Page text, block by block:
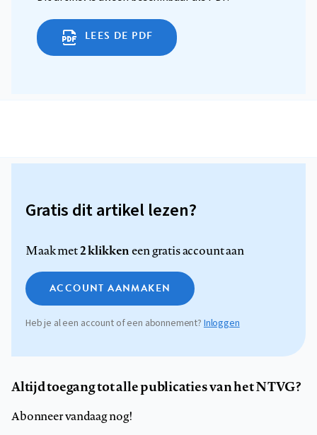
LEES DE PDF
Gratis dit artikel lezen?
Maak met2 klikkeneen gratis account aan
ACCOUNT AANMAKEN
Heb je al een account of een abonnement? Inloggen
Altijd toegang tot alle publicaties van het NTVG?
Abonneer vandaag nog!